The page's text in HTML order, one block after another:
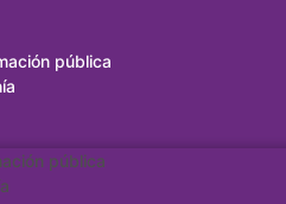
pública
pública